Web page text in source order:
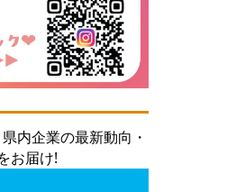
内企業の最新動向・
お届け!